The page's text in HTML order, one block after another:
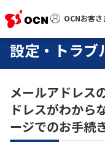
OCNお客さ
OCNお客さまサ
サポートトッ
サービス名か
設定・トラブ
メールアドレス
ドレスがわから
ージでのお手続